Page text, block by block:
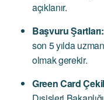
açıklanır.
Başvuru Şartları:
son 5 yılda
olmak gerekir.
Green Card